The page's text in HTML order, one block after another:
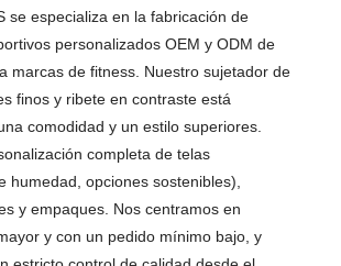
se especializa en la fabricación de
personalizados OEM y ODM de
marcas de fitness. Nuestro sujetador de
finos y ribete en contraste está
comodidad y un estilo superiores.
completa de telas
humedad, opciones sostenibles),
y empaques. Nos centramos en
y con un pedido mínimo bajo, y